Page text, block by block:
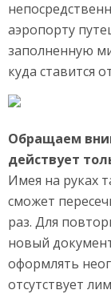
аэропорту
заполненную
куда ставится
Обращаем
действует
Имея на руках
сможет
раз. Для
новый
оформлять
отсутствует